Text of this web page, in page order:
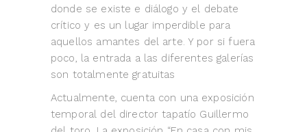
donde se existe e diálogo y el debate
crítico y es un lugar imperdible para
aquellos amantes del arte. Y por si fuera
poco, la entrada a las diferentes galerías
son totalmente gratuitas
Actualmente, cuenta con una exposición
temporal del director tapatío Guillermo